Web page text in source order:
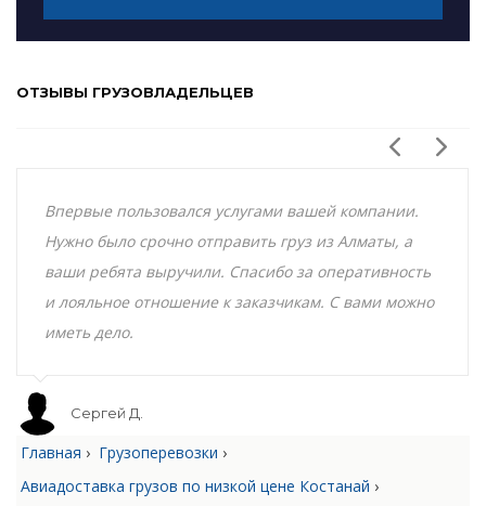
ОТЗЫВЫ ГРУЗОВЛАДЕЛЬЦЕВ
Впервые пользовался услугами вашей компании.
Нужно было срочно отправить груз из Алматы, а
ваши ребята выручили. Спасибо за оперативность
и лояльное отношение к заказчикам. С вами можно
иметь дело.
Сергей Д.
Главная › Грузоперевозки ›
Авиадоставка грузов по низкой цене Костанай ›